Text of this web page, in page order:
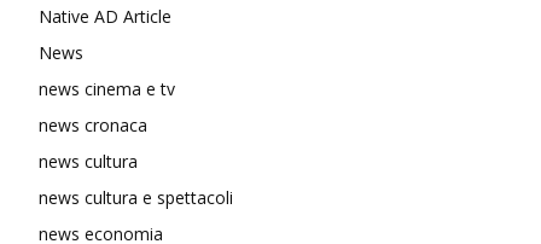
Native AD Article
News
news cinema e tv
news cronaca
news cultura
news cultura e spettacoli
news economia